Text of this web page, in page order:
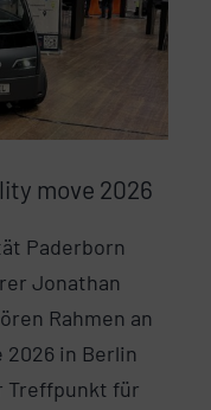
move 2026
Paderborn
Jonathan
Rahmen an
2026 in Berlin
Treffpunkt für